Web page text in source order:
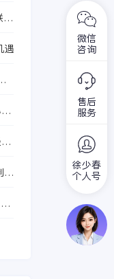
原
遇
造
微信
咨询
售后
服务
徐少春
个人号